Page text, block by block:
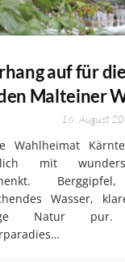
auf für
Malteiner
16. August
Wahlheimat
mit
Wasser,
Natur pur.